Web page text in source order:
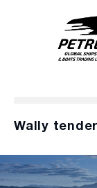
Wally